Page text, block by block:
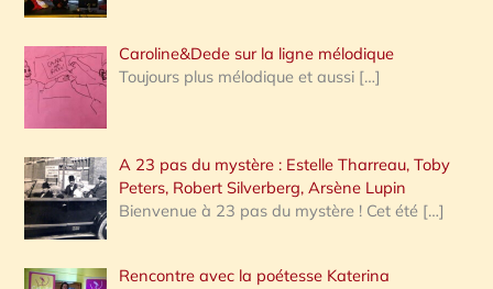
Caroline&Dede sur la ligne mélodique
Toujours plus mélodique et aussi […]
A 23 pas du mystère : Estelle Tharreau, Toby
Peters, Robert Silverberg, Arsène Lupin
Bienvenue à 23 pas du mystère ! Cet été […]
Rencontre avec la poétesse Katerina